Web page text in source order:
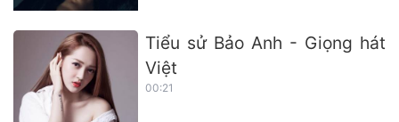
Tiểu sử Bảo Anh - Giọng hát
Việt
00:21